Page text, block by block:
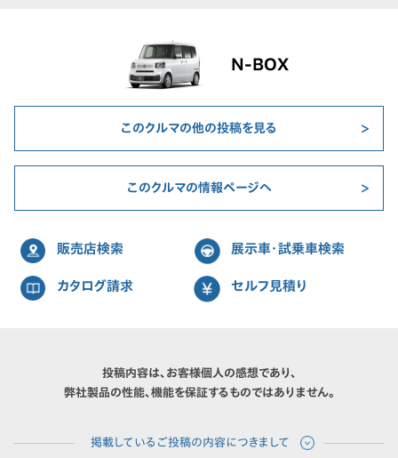
N-BOX
このクルマの他の投稿を見る
このクルマの情報ページへ
販売店検索 展示車・試乗車検索
カタログ請求 セルフ見積り
投稿内容は、お客様個人の感想であり、
弊社製品の性能、機能を保証するものではありません。